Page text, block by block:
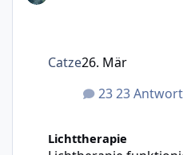
23
Catze26. Mär
Lichttherapie